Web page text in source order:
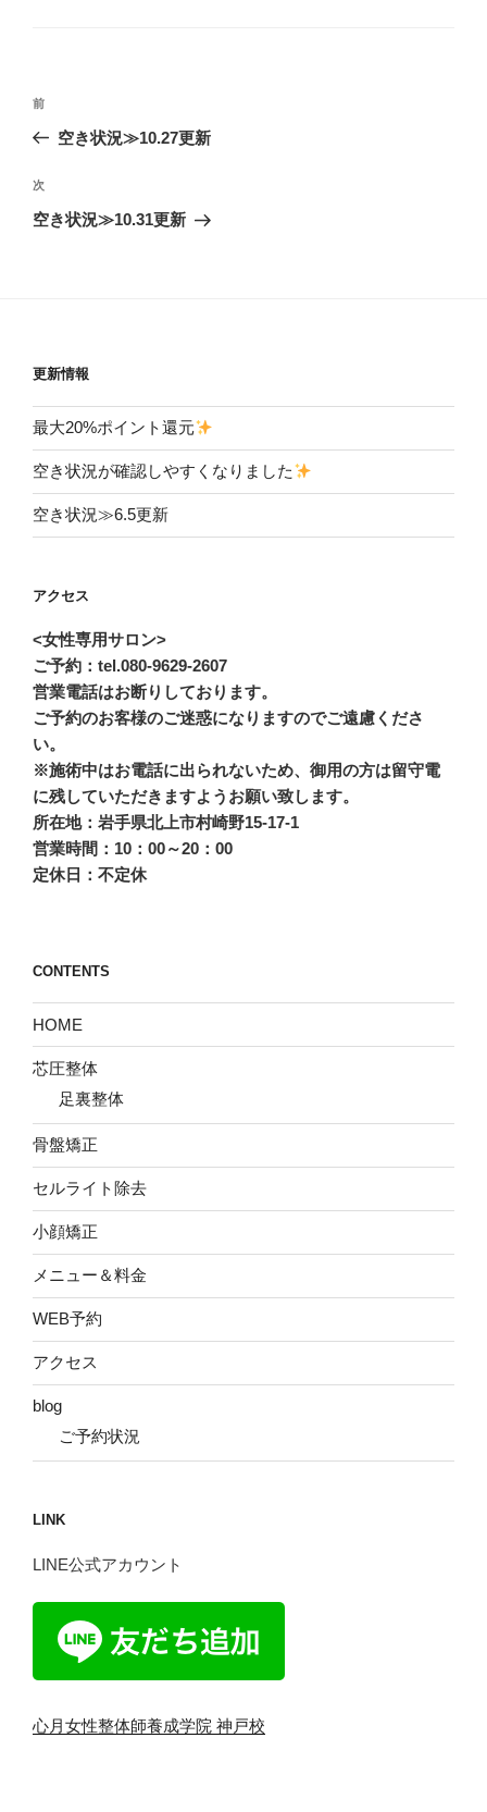
投
ビ
ゲ
前
の
稿
前
空き状況≫10.27更新
次
の
次
空き状況≫10.31更新
更新情報
最大20%ポイント還元
空き状況が確認しやすくなりました
空き状況≫6.5更新
アクセス
<女性専用サロン>
ご予約：tel.080-9629-2607
営業電話はお断りしております。
ご予約のお客様のご迷惑になりますのでご遠慮くださ
い。
※施術中はお電話に出られないため、御用の方は留守電
に残していただきますようお願い致します。
所在地：岩手県北上市村崎野15-17-1
営業時間：10：00～20：00
定休日：不定休
CONTENTS
HOME
芯圧整体
足裏整体
骨盤矯正
セルライト除去
小顔矯正
メニュー＆料金
WEB予約
アクセス
blog
ご予約状況
LINK
LINE公式アカウント
心月女性整体師養成学院 神戸校